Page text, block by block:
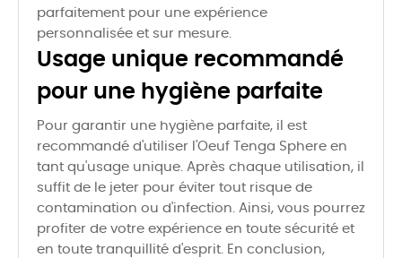
parfaitement pour une expérience
personnalisée et sur mesure.
Usage unique recommandé
pour une hygiène parfaite
Pour garantir une hygiène parfaite, il est
recommandé d'utiliser l'Oeuf Tenga Sphere en
tant qu'usage unique. Après chaque utilisation, il
suffit de le jeter pour éviter tout risque de
contamination ou d'infection. Ainsi, vous pourrez
profiter de votre expérience en toute sécurité et
en toute tranquillité d'esprit. En conclusion,